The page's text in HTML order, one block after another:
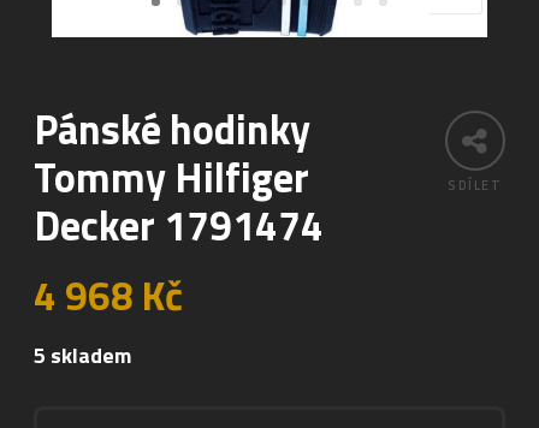
SDÍLET
Pánské hodinky
Tommy Hilfiger
Decker 1791474
4 968Kč
5 skladem